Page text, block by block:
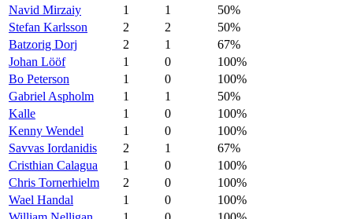
Navid Mirzaiy
1 1
50%
Stefan Karlsson
2 2
50%
Batzorig Dorj
2 1
67%
Johan Lööf
1 0
100%
Bo Peterson
1 0
100%
Gabriel Aspholm
1 1
50%
Kalle
1 0
100%
Kenny Wendel
1 0
100%
Savvas Iordanidis
2 1
67%
Cristhian Calagua
1 0
100%
Chris Tornerhielm
2 0
100%
Wael Handal
1 0
100%